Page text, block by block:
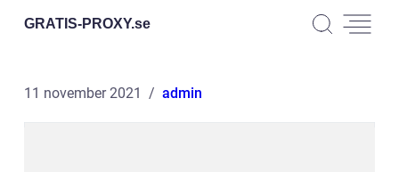
GRATIS-PROXY.se
11 november 2021 admin